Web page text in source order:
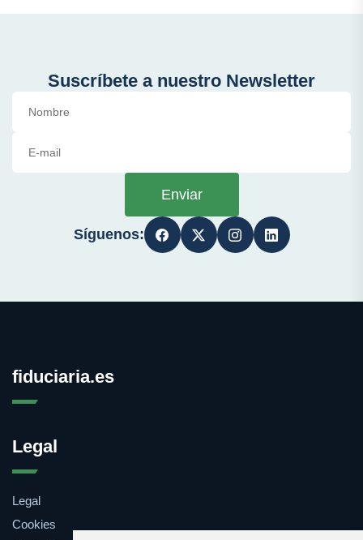
Suscríbete a nuestro Newsletter
Enviar
Síguenos:
fiduciaria.es
Legal
Legal
Cookies